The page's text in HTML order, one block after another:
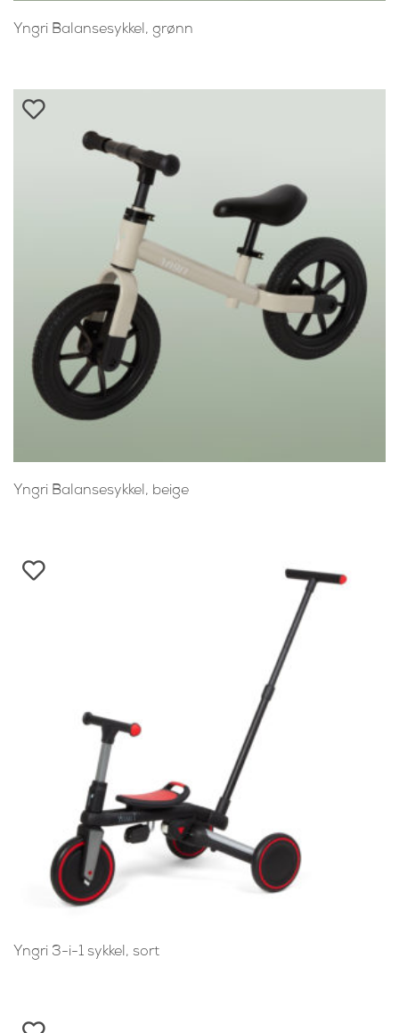
Yngri Balansesykkel, grønn
Yngri Balansesykkel, beige
Yngri 3-i-1 sykkel, sort